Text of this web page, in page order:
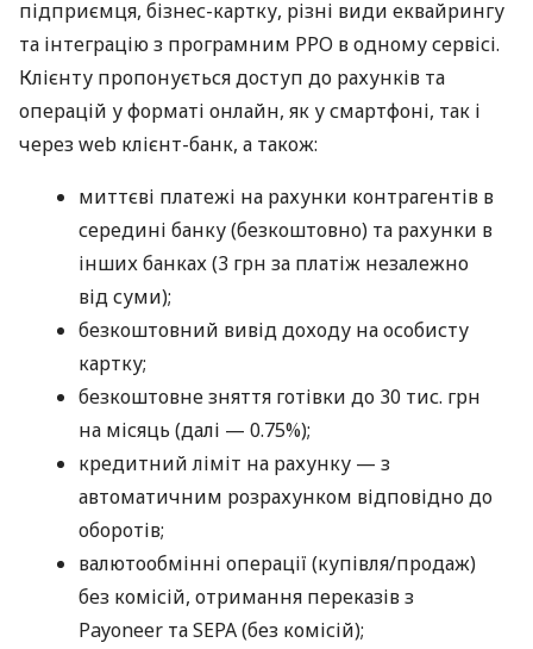
підприємця, бізнес-картку, різні види еквайрингу
та інтеграцію з програмним РРО в одному сервісі.
Клієнту пропонується доступ до рахунків та
операцій у форматі онлайн, як у смартфоні, так і
через web клієнт-банк, а також:
миттєві платежі на рахунки контрагентів в
середині банку (безкоштовно) та рахунки в
інших банках (3 грн за платіж незалежно
від суми);
безкоштовний вивід доходу на особисту
картку;
безкоштовне зняття готівки до 30 тис. грн
на місяць (далі — 0.75%);
кредитний ліміт на рахунку — з
автоматичним розрахунком відповідно до
оборотів;
валютообмінні операції (купівля/продаж)
без комісій, отримання переказів з
Payoneer та SEPA (без комісій);